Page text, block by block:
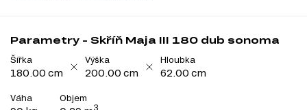
Parametry - Skříň Maja III 180 dub sonoma
Šířka
180.00 cm
Výška
200.00 cm
Hloubka
62.00 cm
Váha Objem
3